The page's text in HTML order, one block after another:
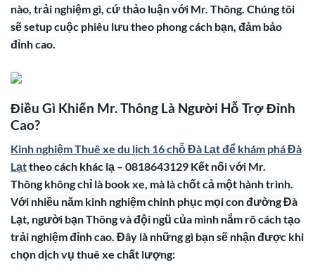
nào, trải nghiệm gì, cứ thảo luận với Mr. Thông. Chúng tôi
sẽ setup cuộc phiêu lưu theo phong cách bạn, đảm bảo
đỉnh cao.
Điều Gì Khiến Mr. Thông Là Người Hỗ Trợ Đỉnh
Cao?
Kinh nghiệm Thuê xe du lịch 16 chỗ Đà Lạt để khám phá Đà
Lạttheo cách khác lạ – 0818643129 Kết nối với Mr.
Thông không chỉ là book xe, mà là chốt cả một hành trình.
Với nhiều năm kinh nghiệm chinh phục mọi con đường Đà
Lạt, người bạn Thông và đội ngũ của mình nắm rõ cách tạo
trải nghiệm đỉnh cao. Đây là những gì bạn sẽ nhận được khi
chọn dịch vụ thuê xe chất lượng: